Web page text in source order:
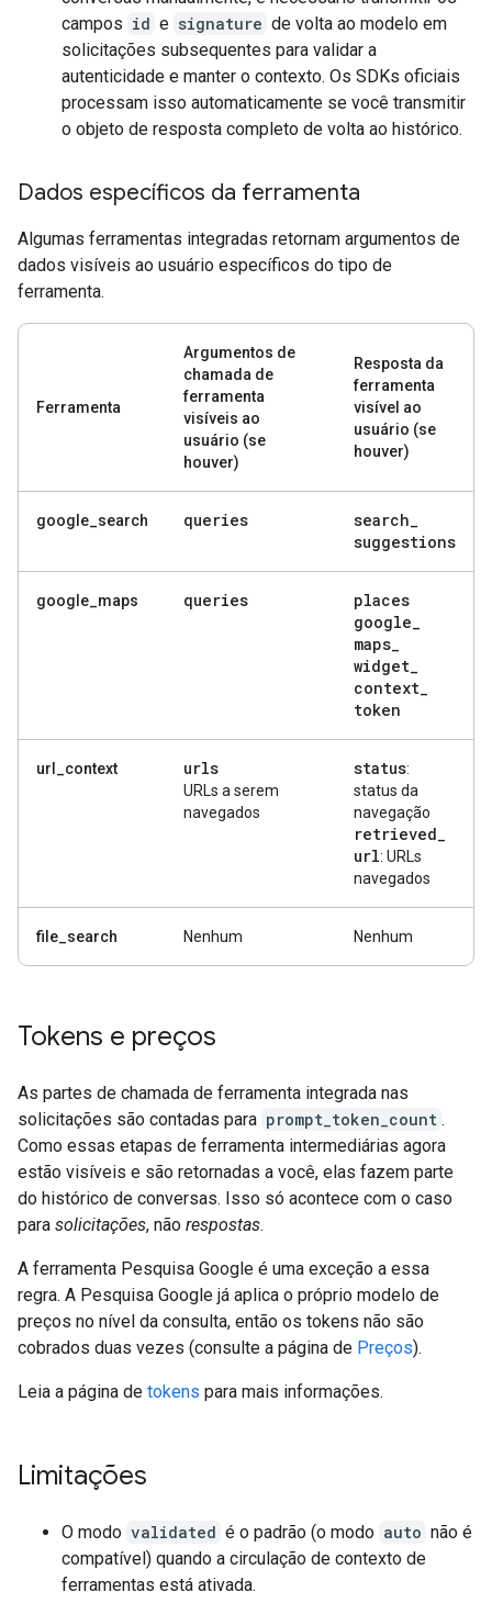
campos id e signature de volta ao modelo em
solicitações subsequentes para validar a
autenticidade e manter o contexto. Os SDKs oficiais
processam isso automaticamente se você transmitir
o objeto de resposta completo de volta ao histórico.
Dados específicos da ferramenta
Algumas ferramentas integradas retornam argumentos de
dados visíveis ao usuário específicos do tipo de
ferramenta.
Ferramenta
Argumentos de
chamada de
ferramenta
visíveis ao
usuário (se
houver)
Resposta da
ferramenta
visível ao
usuário (se
houver)
google_search queries search_
suggestions
google_maps queries
places
google_
maps_
widget_
context_
token
url_context urls
URLs a serem
navegados
status:
status da
navegação
retrieved_
url: URLs
navegados
file_search Nenhum Nenhum
Tokens e preços
As partes de chamada de ferramenta integrada nas
solicitações são contadas para prompt_token_count .
Como essas etapas de ferramenta intermediárias agora
estão visíveis e são retornadas a você, elas fazem parte
do histórico de conversas. Isso só acontece com o caso
para solicitações, não respostas.
A ferramenta Pesquisa Google é uma exceção a essa
regra. A Pesquisa Google já aplica o próprio modelo de
preços no nível da consulta, então os tokens não são
cobrados duas vezes (consulte a página de Preços).
Leia a página de tokens para mais informações.
Limitações
O modo validated é o padrão (o modo auto não é
compatível) quando a circulação de contexto de
ferramentas está ativada.